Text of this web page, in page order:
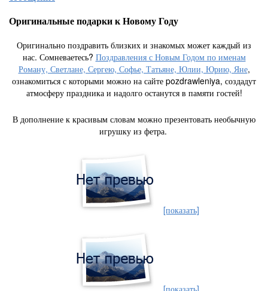
Оригинальные подарки к Новому Году
Оригинально поздравить близких и знакомых может каждый из
нас. Сомневаетесь? Поздравления с Новым Годом по именам
Роману, Светлане, Сергею, Софье, Татьяне, Юлии, Юрию, Яне,
ознакомиться с которыми можно на сайте pozdrawleniya, создадут
атмосферу праздника и надолго останутся в памяти гостей!
В дополнение к красивым словам можно презентовать необычную
игрушку из фетра.
[показать]
[показать]